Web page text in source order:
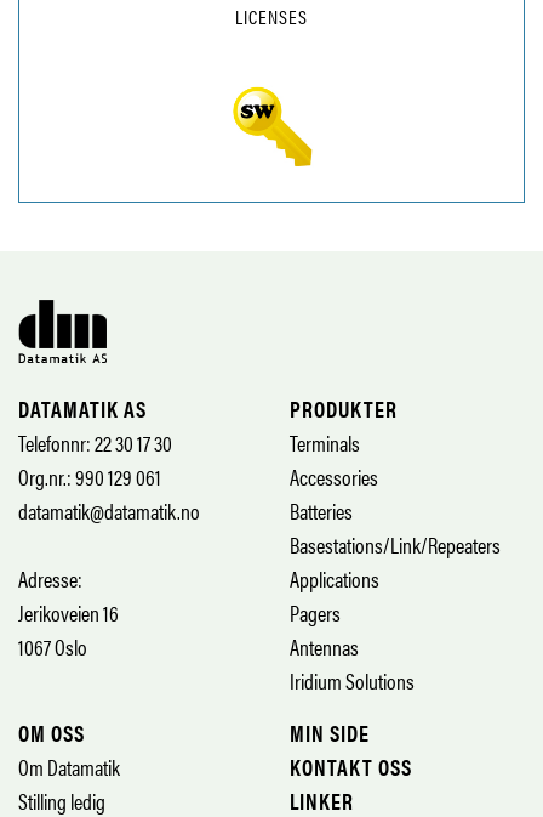
LICENSES
DATAMATIK AS
Telefonnr: 22 30 17 30
Org.nr.: 990 129 061
datamatik@datamatik.no
Adresse:
Jerikoveien 16
1067 Oslo
PRODUKTER
Terminals
Accessories
Batteries
Basestations/Link/Repeaters
Applications
Pagers
Antennas
Iridium Solutions
OM OSS
Om Datamatik
Stilling ledig
MIN SIDE
KONTAKT OSS
LINKER